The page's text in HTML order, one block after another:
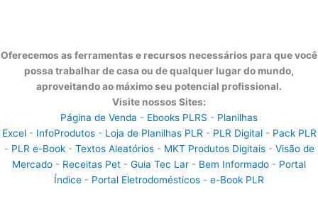
Oferecemos as ferramentas e recursos necessários para que você
possa trabalhar de casa ou de qualquer lugar do mundo,
aproveitando ao máximo seu potencial profissional.
Visite nossos Sites:
Página de Venda - Ebooks PLRS - Planilhas
Excel- InfoProdutos- Loja de Planilhas PLR - PLR Digital- Pack PLR
- PLR e-Book- Textos Aleatórios- MKT Produtos Digitais- Visão de
Mercado - Receitas Pet - Guia Tec Lar - Bem Informado - Portal
Índice - Portal Eletrodomésticos - e-Book PLR